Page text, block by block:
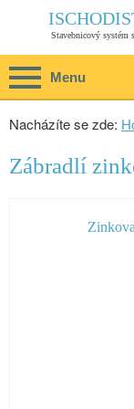
Menu
Nacházíte se zde:
Zábradlí